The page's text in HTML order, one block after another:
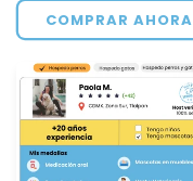
oferta
COMPRAR AHORA